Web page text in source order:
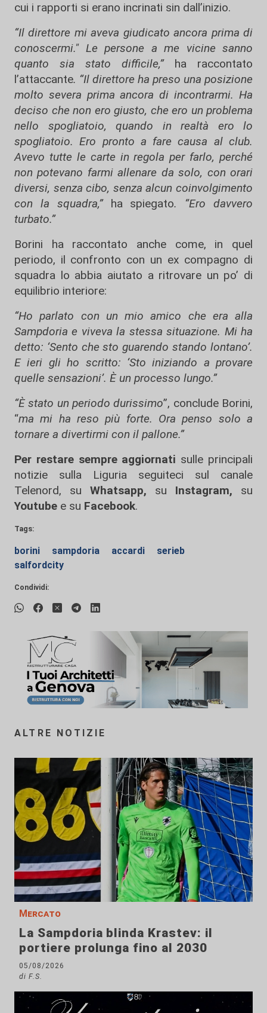
cui i rapporti si erano incrinati sin dall’inizio.
“Il direttore mi aveva giudicato ancora prima di
conoscermi." Le persone a me vicine sanno
quanto sia stato difficile,”ha raccontato
l’attaccante. “Il direttore ha preso una posizione
molto severa prima ancora di incontrarmi. Ha
deciso che non ero giusto, che ero un problema
nello spogliatoio, quando in realtà ero lo
spogliatoio. Ero pronto a fare causa al club.
Avevo tutte le carte in regola per farlo, perché
non potevano farmi allenare da solo, con orari
diversi, senza cibo, senza alcun coinvolgimento
con la squadra,” ha spiegato. “Ero davvero
turbato.”
Borini ha raccontato anche come, in quel
periodo, il confronto con un ex compagno di
squadra lo abbia aiutato a ritrovare un po’ di
equilibrio interiore:
“Ho parlato con un mio amico che era alla
Sampdoria e viveva la stessa situazione. Mi ha
detto: ‘Sento che sto guarendo stando lontano’.
E ieri gli ho scritto: ‘Sto iniziando a provare
quelle sensazioni’. È un processo lungo.”
“È stato un periodo durissimo”, conclude Borini,
“ma mi ha reso più forte. Ora penso solo a
tornare a divertirmi con il pallone.”
Per restare sempre aggiornati sulle principali
notizie sulla Liguria seguiteci sul canale
Telenord, su
Whatsapp, su Instagram, su
Youtube e su Facebook.
Tags:
borini sampdoria accardi
serieb
salfordcity
Condividi:
ALTRE NOTIZIE
Mercato
La Sampdoria blinda Krastev: il
portiere prolunga fino al 2030
05/08/2026
di F.S.